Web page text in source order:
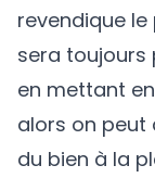
revendique le
sera toujours
en mettant
alors on peut
du bien à la